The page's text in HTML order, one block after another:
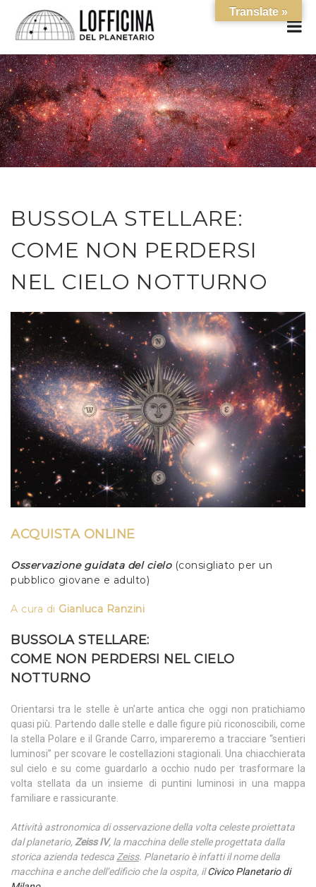
BUSSOLA STELLARE:
COME NON PERDERSI
NEL CIELO NOTTURNO
ACQUISTA ONLINE
Osservazione guidata del cielo (consigliato per un
pubblico giovane e adulto)
A cura di Gianluca Ranzini
BUSSOLA STELLARE:
COME NON PERDERSI NEL CIELO
NOTTURNO
Orientarsi tra le stelle è un’arte antica che oggi non pratichiamo
quasi più. Partendo dalle stelle e dalle figure più riconoscibili, come
la stella Polare e il Grande Carro, impareremo a tracciare “sentieri
luminosi” per scovare le costellazioni stagionali. Una chiacchierata
sul cielo e su come guardarlo a occhio nudo per trasformare la
volta stellata da un insieme di puntini luminosi in una mappa
familiare e rassicurante.
Attività astronomica di osservazione della volta celeste proiettata
dal planetario, Zeiss IV, la macchina delle stelle progettata dalla
storica azienda tedescaZeiss. Planetario è infatti il nome della
macchina e anche dell’edificio che la ospita, ilCivico Planetario di
Translate »